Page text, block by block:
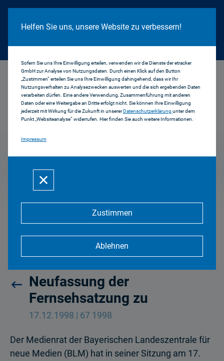
Cookie Hinweis
Helfen Sie uns, unsere Website zu verbessern!
Sofern Sie uns Ihre Einwilligung erteilen, verwenden wir die Dienste der etracker
GmbH zur Analyse von Nutzungsdaten. Durch einen Klick auf den Button
„Zustimmen“ erteilen Sie uns Ihre Einwilligung dahingehend, dass wir Ihr
Nutzungsverhalten zu Analysezwecken auswerten und die sich ergebenden Daten
verarbeiten dürfen. Eine andere Verwendung, Zusammenführung mit anderen
Daten oder eine Weitergabe an Dritte erfolgt nicht. Sie können Ihre Einwilligung
jederzeit mit Wirkung für die Zukunft in unsererDatenschutzerklärung unter dem
Punkt „Websiteanalyse“ widerrufen. Hier finden Sie auch weitere Informationen.
Impressum
Zustimmen
Ablehnen
1998
Pressemitteilungen
Neufassung der
Fernsehsatzung zu
17.12.1998 | 67 1998
Der Medienrat der Bayerischen Landeszentrale für
neue Medien (BLM) hat in seiner Sitzung am 17.